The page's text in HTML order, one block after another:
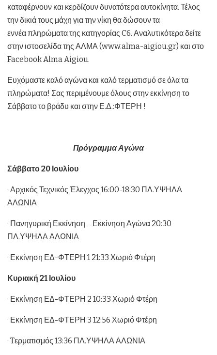
καταφέρνουν και κερδίζουν δυνατότερα αυτοκίνητα. Τέλος
την δικιά τους μάχη για την νίκη θα δώσουν τα
εννέα πληρώματα της κατηγορίας C6. Αναλυτικότερα δείτε
στην ιστοσελίδα της ΑΛΜΑ (www.alma-aigiou.gr) και στο
Facebook Alma Aigiou.
Ευχόμαστε καλό αγώνα και καλό τερματισμό σε όλα τα
πληρώματα! Σας περιμένουμε όλους στην εκκίνηση το
Σάββατο το βράδυ και στην Ε.Δ.:ΦΤΕΡΗ !
Πρόγραμμα Αγώνα
Σάββατο 20 Ιουλίου
· Αρχικός Τεχνικός Έλεγχος 16:00-18:30 ΠΛ.ΥΨΗΛΑ
ΑΛΩΝΙΑ
· Πανηγυρική Εκκίνηση – Εκκίνηση Αγώνα 20:30
ΠΛ.ΥΨΗΛΑ ΑΛΩΝΙΑ
· Εκκίνηση ΕΔ-ΦΤΕΡΗ 1 21:33 Χωριό Φτέρη
Κυριακή 21 Ιουλίου
· Εκκίνηση ΕΔ-ΦΤΕΡΗ 2 10:33 Χωριό Φτέρη
· Εκκίνηση ΕΔ-ΦΤΕΡΗ 3 12:56 Χωριό Φτέρη
· Tερματισμός 13:36 ΠΛ.ΥΨΗΛΑ ΑΛΩΝΙΑ